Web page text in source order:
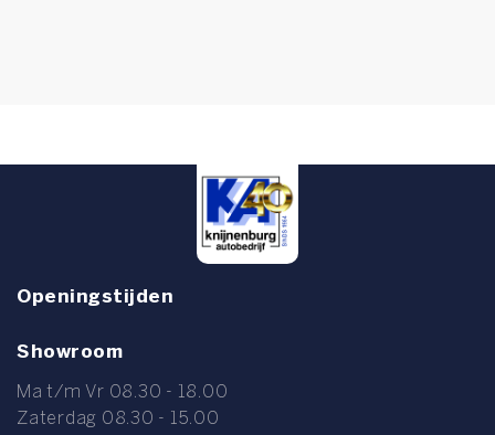
Openingstijden
Showroom
Ma t/m Vr 08.30 - 18.00
Zaterdag 08.30 - 15.00